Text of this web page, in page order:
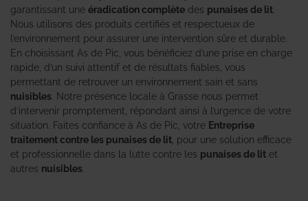
garantissant une éradication complète des punaises de lit
Nous utilisons des produits certifiés et respectueux de
l’environnement pour assurer une intervention sûre et durable.
En choisissant As de Pic, vous bénéficiez d’une prise en charge
rapide, d’un suivi attentif et de résultats fiables, vous
permettant de retrouver un environnement sain et sans
nuisibles . Notre présence locale à Grasse nous permet
d’intervenir promptement, répondant ainsi à l’urgence de votre
situation. Faites confiance à As de Pic, votre Entreprise
traitement contre les punaises de lit , pour une solution efficace
et professionnelle dans la lutte contre les punaises de lit et
autres nuisibles